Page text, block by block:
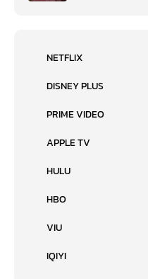
NETFLIX
DISNEY PLUS
PRIME VIDEO
APPLE TV
HULU
HBO
VIU
IQIYI